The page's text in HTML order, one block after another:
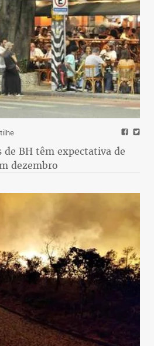
de BH têm expectativa de
dezembro